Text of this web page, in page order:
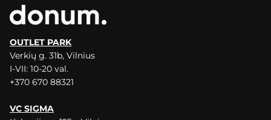
OUTLET PARK
Verkių g. 31b, Vilnius
I-VII: 10-20 val.
+370 670 88321
VC SIGMA